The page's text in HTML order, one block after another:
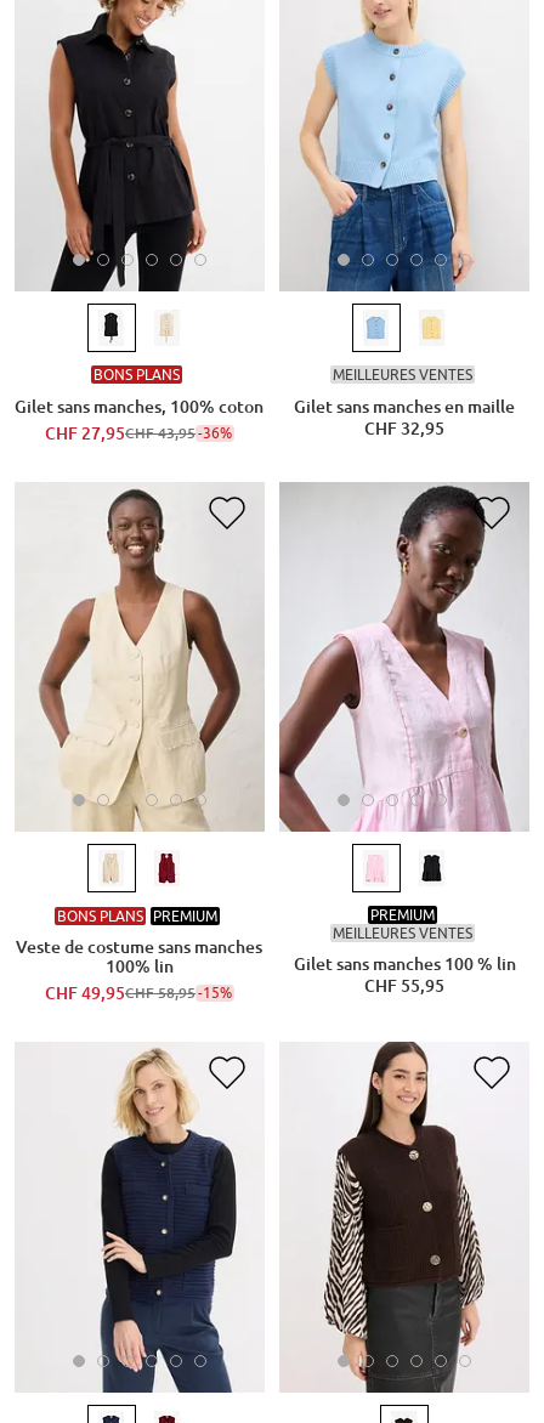
BONS PLANS
Gilet sans manches, 100% coton
CHF 27,95CHF 43,95-36%
MEILLEURES VENTES
Gilet sans manches en maille
CHF 32,95
BONS PLANS PREMIUM
Veste de costume sans manches
100% lin
CHF 49,95CHF 58,95-15%
PREMIUM
MEILLEURES VENTES
Gilet sans manches 100 % lin
CHF 55,95